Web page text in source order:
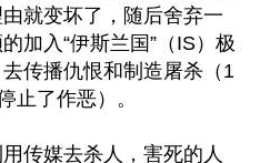
就变坏了，随后舍弃一
加入“伊斯兰国”（IS）极
传播仇恨和制造屠杀（1
止了作恶）。
传媒去杀人，害死的人